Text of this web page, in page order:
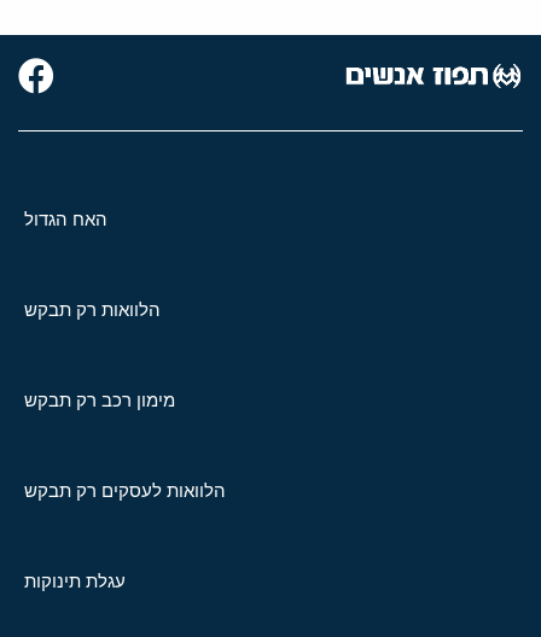
האח הגדול
הלוואות רק תבקש
מימון רכב רק תבקש
הלוואות לעסקים רק תבקש
עגלת תינוקות